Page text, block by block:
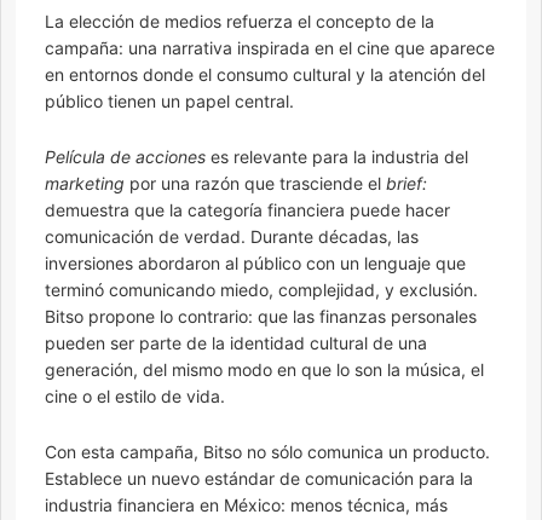
La elección de medios refuerza el concepto de la
campaña: una narrativa inspirada en el cine que aparece
en entornos donde el consumo cultural y la atención del
público tienen un papel central.
Película de acciones es relevante para la industria del
marketing por una razón que trasciende el brief:
demuestra que la categoría financiera puede hacer
comunicación de verdad. Durante décadas, las
inversiones abordaron al público con un lenguaje que
terminó comunicando miedo, complejidad, y exclusión.
Bitso propone lo contrario: que las finanzas personales
pueden ser parte de la identidad cultural de una
generación, del mismo modo en que lo son la música, el
cine o el estilo de vida.
Con esta campaña, Bitso no sólo comunica un producto.
Establece un nuevo estándar de comunicación para la
industria financiera en México: menos técnica, más